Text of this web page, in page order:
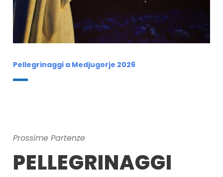
Pellegrinaggi a Medjugorje 2026
Prossime Partenze
PELLEGRINAGGI